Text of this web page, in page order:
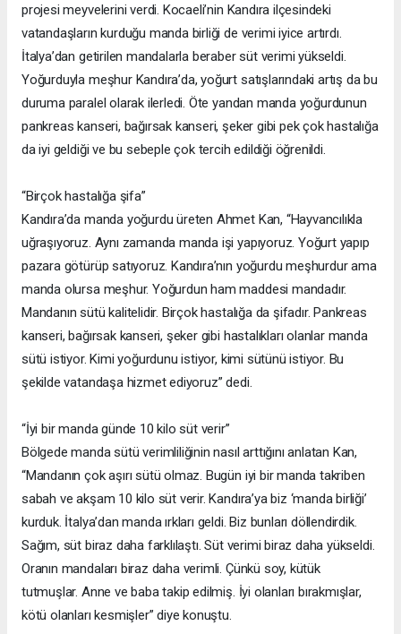
projesi meyvelerini verdi. Kocaeli’nin Kandıra ilçesindeki
vatandaşların kurduğu manda birliği de verimi iyice artırdı.
İtalya’dan getirilen mandalarla beraber süt verimi yükseldi.
Yoğurduyla meşhur Kandıra’da, yoğurt satışlarındaki artış da bu
duruma paralel olarak ilerledi. Öte yandan manda yoğurdunun
pankreas kanseri, bağırsak kanseri, şeker gibi pek çok hastalığa
da iyi geldiği ve bu sebeple çok tercih edildiği öğrenildi.
“Birçok hastalığa şifa”
Kandıra’da manda yoğurdu üreten Ahmet Kan, “Hayvancılıkla
uğraşıyoruz. Aynı zamanda manda işi yapıyoruz. Yoğurt yapıp
pazara götürüp satıyoruz. Kandıra’nın yoğurdu meşhurdur ama
manda olursa meşhur. Yoğurdun ham maddesi mandadır.
Mandanın sütü kalitelidir. Birçok hastalığa da şifadır. Pankreas
kanseri, bağırsak kanseri, şeker gibi hastalıkları olanlar manda
sütü istiyor. Kimi yoğurdunu istiyor, kimi sütünü istiyor. Bu
şekilde vatandaşa hizmet ediyoruz” dedi.
“İyi bir manda günde 10 kilo süt verir”
Bölgede manda sütü verimliliğinin nasıl arttığını anlatan Kan,
“Mandanın çok aşırı sütü olmaz. Bugün iyi bir manda takriben
sabah ve akşam 10 kilo süt verir. Kandıra’ya biz ‘manda birliği’
kurduk. İtalya’dan manda ırkları geldi. Biz bunları döllendirdik.
Sağım, süt biraz daha farklılaştı. Süt verimi biraz daha yükseldi.
Oranın mandaları biraz daha verimli. Çünkü soy, kütük
tutmuşlar. Anne ve baba takip edilmiş. İyi olanları bırakmışlar,
kötü olanları kesmişler” diye konuştu.